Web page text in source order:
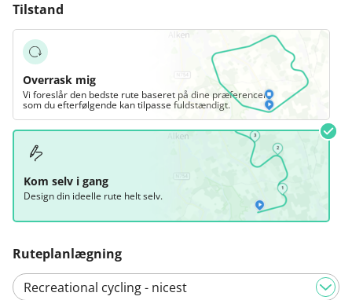
Tilstand
Overrask mig
Vi foreslår den bedste rute baseret på dine præferencer,
som du efterfølgende kan tilpasse fuldstændigt.
Kom selv i gang
Design din ideelle rute helt selv.
Ruteplanlægning